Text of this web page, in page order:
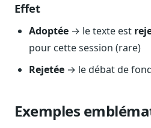
17 guides sur le Parlement, la
Analyses, méthodes, coulisses
Effet
Adoptée → le texte est
pour cette session (rare)
Rejetée → le débat de
Exemples